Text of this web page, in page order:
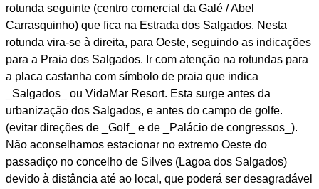
rotunda seguinte (centro comercial da Galé / Abel
Carrasquinho) que fica na Estrada dos Salgados. Nesta
rotunda vira-se à direita, para Oeste, seguindo as indicações
para a Praia dos Salgados. Ir com atenção na rotundas para
a placa castanha com símbolo de praia que indica
_Salgados_ ou VidaMar Resort. Esta surge antes da
urbanização dos Salgados, e antes do campo de golfe.
(evitar direções de _Golf_ e de _Palácio de congressos_).
Não aconselhamos estacionar no extremo Oeste do
passadiço no concelho de Silves (Lagoa dos Salgados)
devido à distância até ao local, que poderá ser desagradável